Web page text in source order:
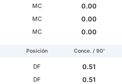
MC
0.00
MC
0.00
MC 0.00
Posición Conce. / 90'
DF
0.51
DF
0.51